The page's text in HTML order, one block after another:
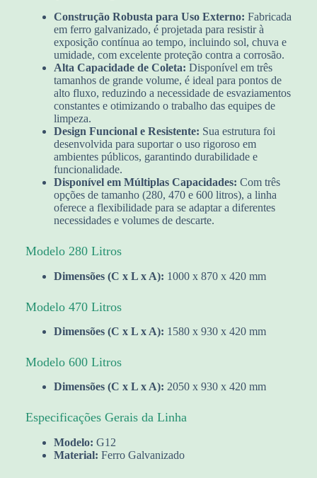
Construção Robusta para Uso Externo: Fabricada
em ferro galvanizado, é projetada para resistir à
exposição contínua ao tempo, incluindo sol, chuva e
umidade, com excelente proteção contra a corrosão.
Alta Capacidade de Coleta: Disponível em três
tamanhos de grande volume, é ideal para pontos de
alto fluxo, reduzindo a necessidade de esvaziamentos
constantes e otimizando o trabalho das equipes de
limpeza.
Design Funcional e Resistente: Sua estrutura foi
desenvolvida para suportar o uso rigoroso em
ambientes públicos, garantindo durabilidade e
funcionalidade.
Disponível em Múltiplas Capacidades: Com três
opções de tamanho (280, 470 e 600 litros), a linha
oferece a flexibilidade para se adaptar a diferentes
necessidades e volumes de descarte.
Modelo 280 Litros
Dimensões (C x L x A): 1000 x 870 x 420 mm
Modelo 470 Litros
Dimensões (C x L x A): 1580 x 930 x 420 mm
Modelo 600 Litros
Dimensões (C x L x A): 2050 x 930 x 420 mm
Especificações Gerais da Linha
Modelo: G12
Material: Ferro Galvanizado